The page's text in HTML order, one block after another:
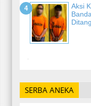
Aksi
-
SERBA ANEKA